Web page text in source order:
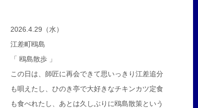
2026.4.29（水）
江差町鴎島
「 鴎島散歩 」
この日は、師匠に再会できて思いっきり江差追分
も唄えたし、ひのき亭で大好きなチキンカツ定食
も食べれたし、あとは久しぶりに鴎島散策という